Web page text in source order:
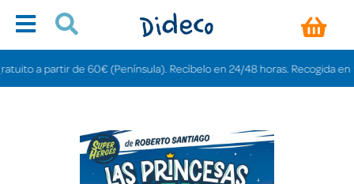
a partir de 60€ (Península). Recíbelo en 24/48 horas. Recogida en